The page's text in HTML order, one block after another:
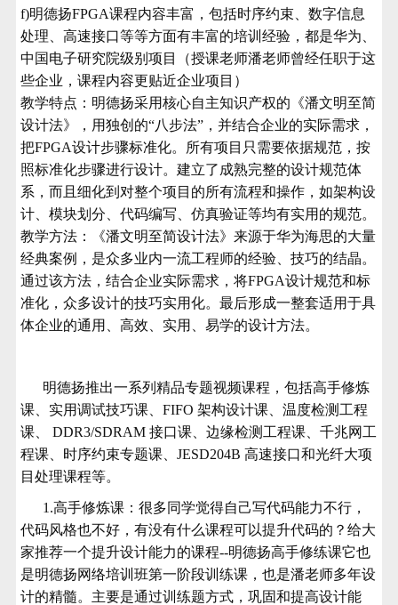
f)明德扬FPGA课程内容丰富，包括时序约束、数字信息
处理、高速接口等等方面有丰富的培训经验，都是华为、
中国电子研究院级别项目
（授课老师潘老师曾经任职于这
些企业 ，课程内容更贴近企业项目 ）
教学特点： 明德扬采用核心自主知识产权的《潘文明至简
设计法》，用独创的“八步法”，并结合企业的实际需求，
把FPGA设计步骤标准化。所有项目只需要依据规范，按
照标准化步骤进行设计。建立了成熟完整的设计规范体
系，而且细化到对整个项目的所有流程和操作，如架构设
计、模块划分、代码编写、仿真验证等均有实用的规范。
教学方法：
《潘文明至简设计法》来源于华为海思的大量
经典案例，是众多业内一流工程师的经验、技巧的结晶。
通过该方法，结合企业实际需求，将FPGA设计规范和标
准化，众多设计的技巧实用化。最后形成一整套适用于具
体企业的通用、高效、实用、易学的设计方法。
明德扬推出一系列精品专题视频课程，包括高手修炼
课、实用调试技巧课、FIFO 架构设计课、温度检测工程
课、 DDR3/SDRAM 接口课、边缘检测工程课、千兆网工
程课、时序约束专题课、JESD204B 高速接口和光纤大项
目处理课程等。
1.高手修炼课：很多同学觉得自己写代码能力不行，
代码风格也不好，有没有什么课程可以提升代码的？给大
家推荐一个提升设计能力的课程--明德扬高手修练课它也
是明德扬网络培训班第一阶段训练课，也是潘老师多年设
计的精髓。主要是通过训练题方式，巩固和提高设计能